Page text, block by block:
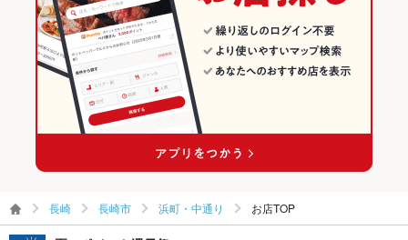
カクテル充実
お子様連れ お子様連れ歓迎 ：小さなお子様用の絵本などもございます♪
歓迎♪人数・料理などお気軽にご相談ください。
プライズ対
備考
アレルギーがある方はご相談下さい。できる限りでご対応いた
浜町・中通りのグルメランキング
浜町・中通りのイタリアン・フレンチランキング
浜町・中通りのイタリアンランキング
長崎 長崎市 浜町・中通り お店TOP